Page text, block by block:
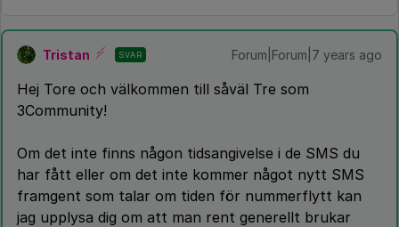
Tristan SVAR Forum|Forum|7 years ago
Hej Tore och välkommen till såväl Tre som
3Community!
Om det inte finns någon tidsangivelse i de SMS du
har fått eller om det inte kommer något nytt SMS
framgent som talar om tiden för nummerflytt kan
jag upplysa dig om att man rent generellt brukar